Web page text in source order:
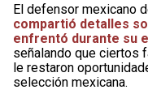
El defensor mexicano
compartió detalles
enfrentó durante su
señalando que ciertos
le restaron
selección mexicana.